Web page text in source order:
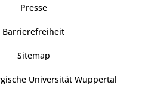
Presse
Barrierefreiheit
Sitemap
Universität Wuppertal